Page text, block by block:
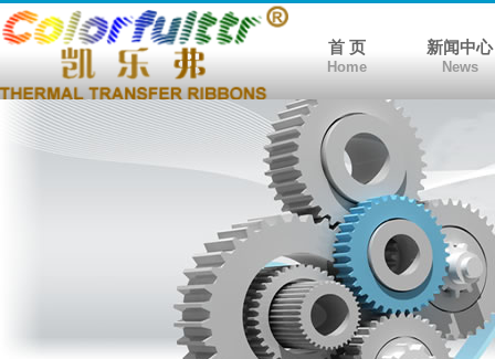
首 页
Home
新闻中心
News